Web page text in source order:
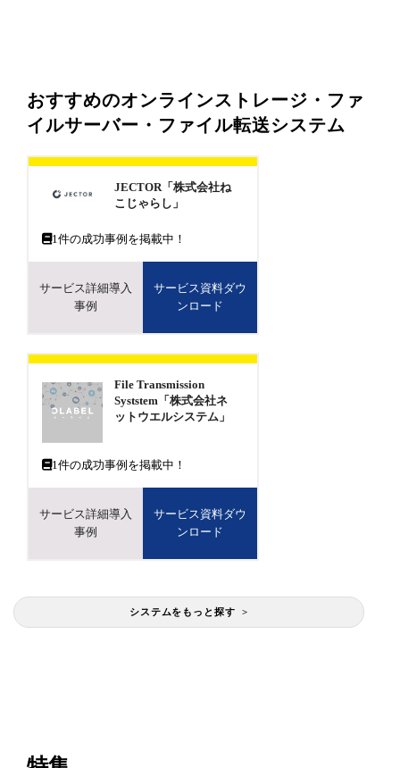
おすすめのオンラインストレージ・ファ
イルサーバー・ファイル転送システム
JECTOR「株式会社ね
こじゃらし」
1 件の成功事例を掲載中！
サービス詳細導入
事例
サービス資料ダウ
ンロード
File Transmission
Syststem「株式会社ネ
ットウエルシステム」
1件の成功事例を掲載中！
サービス詳細導入
事例
サービス資料ダウ
ンロード
システムをもっと探す >